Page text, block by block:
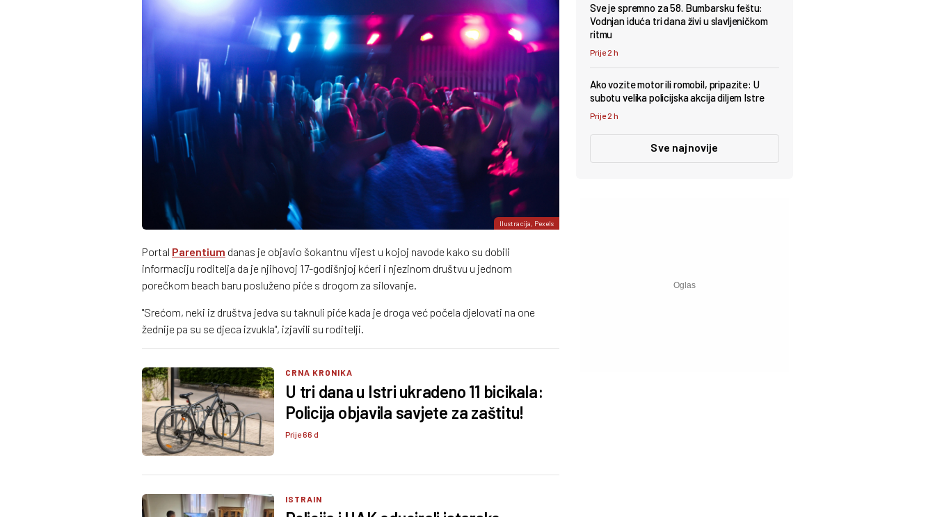
Ilustracija, Pexels
Portal Parentium danas je objavio šokantnu vijest u kojoj navode kako su dobili
informaciju roditelja da je njihovoj 17-godišnjoj kćeri i njezinom društvu u jednom
porečkom beach baru posluženo piće s drogom za silovanje.
"Srećom, neki iz društva jedva su taknuli piće kada je droga već počela djelovati na one
žednije pa su se djeca izvukla", izjavili su roditelji.
CRNA KRONIKA
U tri dana u Istri ukradeno 11 bicikala:
Policija objavila savjete za zaštitu!
Prije 66 d
ISTRAIN
Sve je spremno za 58. Bumbarsku feštu:
Vodnjan iduća tri dana živi u slavljeničkom
ritmu
Prije 2 h
Ako vozite motor ili romobil, pripazite: U
subotu velika policijska akcija diljem Istre
Prije 2 h
Sve najnovije